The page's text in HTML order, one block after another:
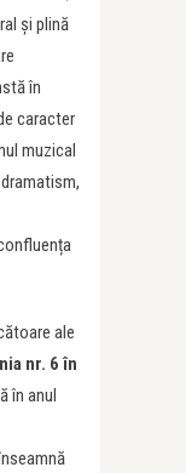
și plină
în
caracter
muzical
ale
nr. 6 în
în anul